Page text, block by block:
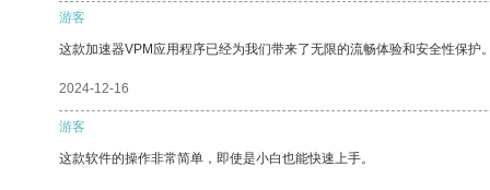
游客
这款加速器VPM应用程序已经为我们带来了无限的流畅体验和安全性保护
2024-12-16
游客
这款软件的操作非常简单，即使是小白也能快速上手。